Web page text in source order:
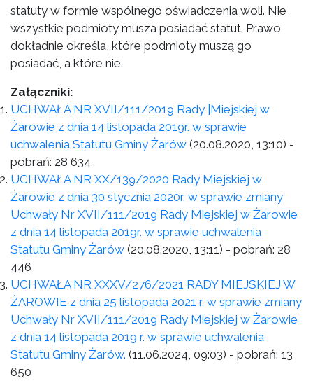
statuty w formie wspólnego oświadczenia woli. Nie
wszystkie podmioty musza posiadać statut. Prawo
dokładnie określa, które podmioty muszą go
posiadać, a które nie.
Załączniki:
UCHWAŁA NR XVII/111/2019 Rady |Miejskiej w
Żarowie z dnia 14 listopada 2019r. w sprawie
uchwalenia Statutu Gminy Żarów (20.08.2020, 13:10) -
pobrań: 28 634
UCHWAŁA NR XX/139/2020 Rady Miejskiej w
Żarowie z dnia 30 stycznia 2020r. w sprawie zmiany
Uchwały Nr XVII/111/2019 Rady Miejskiej w Żarowie
z dnia 14 listopada 2019r. w sprawie uchwalenia
Statutu Gminy Żarów (20.08.2020, 13:11) - pobrań: 28
446
UCHWAŁA NR XXXV/276/2021 RADY MIEJSKIEJ W
ŻAROWIE z dnia 25 listopada 2021 r. w sprawie zmiany
Uchwały Nr XVII/111/2019 Rady Miejskiej w Żarowie
z dnia 14 listopada 2019 r. w sprawie uchwalenia
Statutu Gminy Żarów. (11.06.2024, 09:03) - pobrań: 13
650